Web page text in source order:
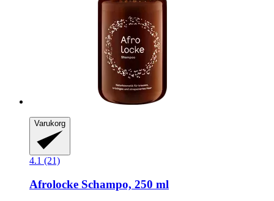
Varukorg
4.1 (21)
Afrolocke Schampo, 250 ml